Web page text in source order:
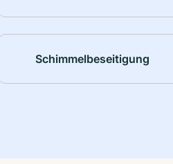
Schimmelbeseitigung